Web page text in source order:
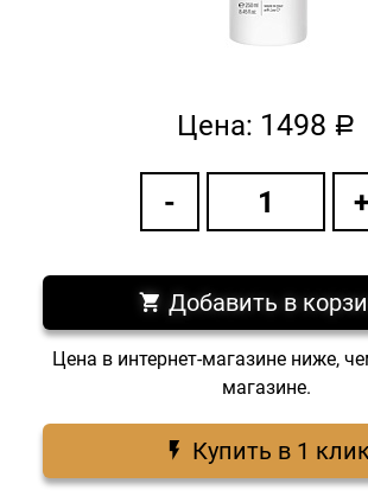
Цена: 1498 a
Добавить в
Цена в интернет-магазине ниже,
магазине.
Купить в 1